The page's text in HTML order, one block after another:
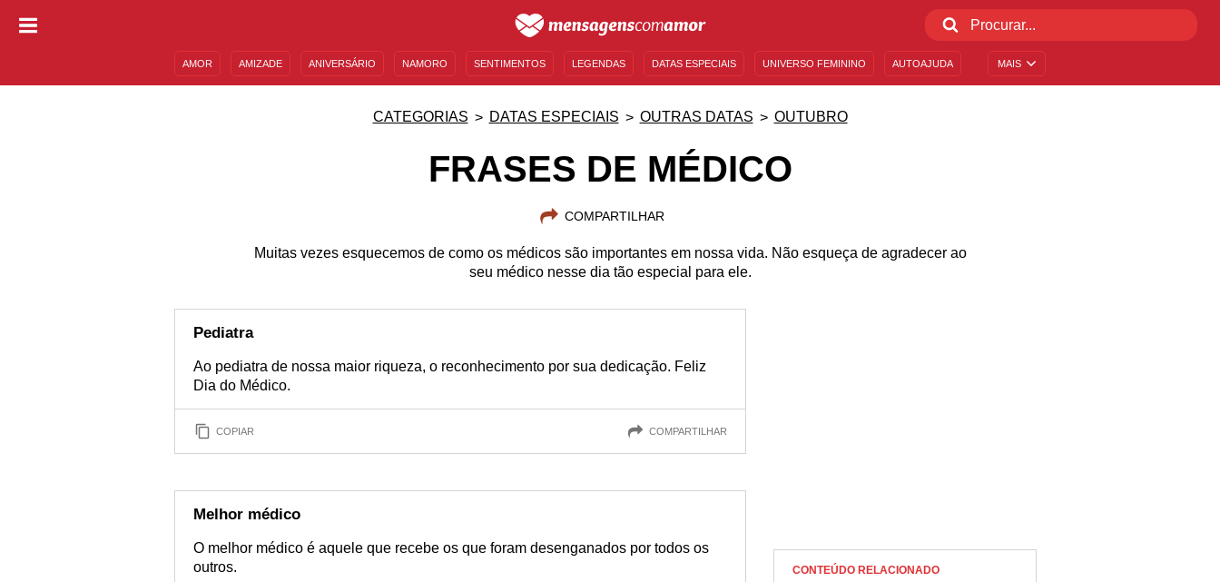
MAIS
AMOR AMIZADE ANIVERSÁRIO NAMORO SENTIMENTOS LEGENDAS DATAS ESPECIAIS UNIVERSO FEMININO AUTOAJUDA
CATEGORIAS DATAS ESPECIAIS OUTRAS DATAS OUTUBRO
FRASES DE MÉDICO
COMPARTILHAR
Muitas vezes esquecemos de como os médicos são importantes em nossa vida. Não esqueça de agradecer ao
seu médico nesse dia tão especial para ele.
Pediatra
Ao pediatra de nossa maior riqueza, o reconhecimento por sua dedicação. Feliz
Dia do Médico.
COPIAR COMPARTILHAR
Melhor médico
O melhor médico é aquele que recebe os que foram desenganados por todos os
outros.
CONTEÚDO RELACIONADO